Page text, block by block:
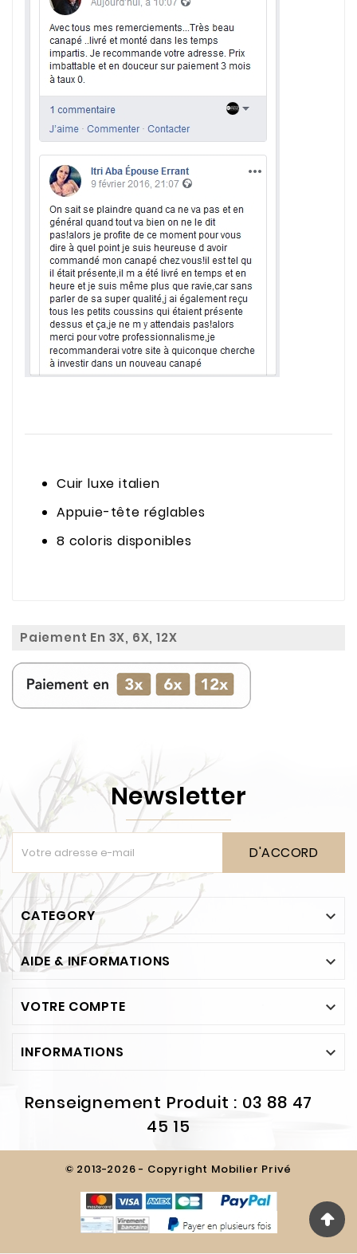
Cuir luxe italien
Appuie-tête réglables
8 coloris disponibles
Paiement En 3X, 6X, 12X
Newsletter
D'ACCORD
CATEGORY 
AIDE & INFORMATIONS 
VOTRE COMPTE 
INFORMATIONS 
Renseignement Produit : 03 88 47
45 15
© 2013-2026 - Copyright Mobilier Privé